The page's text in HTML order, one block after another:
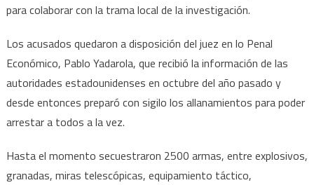
para colaborar con la trama local de la investigación.
Los acusados quedaron a disposición del juez en lo Penal
Económico, Pablo Yadarola, que recibió la información de las
autoridades estadounidenses en octubre del año pasado y
desde entonces preparó con sigilo los allanamientos para poder
arrestar a todos a la vez.
Hasta el momento secuestraron 2500 armas, entre explosivos,
granadas, miras telescópicas, equipamiento táctico,